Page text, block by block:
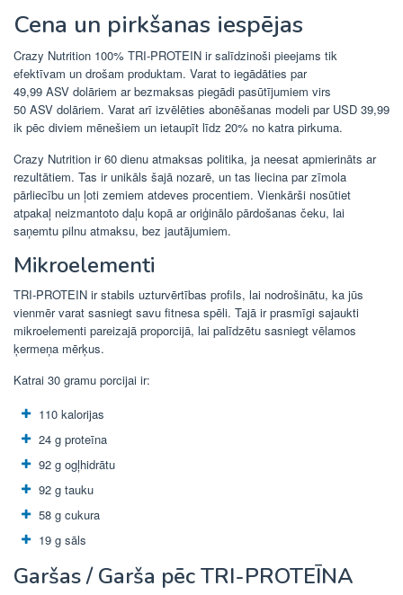
Cena un pirkšanas iespējas
Crazy Nutrition 100% TRI-PROTEIN ir salīdzinoši pieejams tik
efektīvam un drošam produktam. Varat to iegādāties par
49,99 ASV dolāriem ar bezmaksas piegādi pasūtījumiem virs
50 ASV dolāriem. Varat arī izvēlēties abonēšanas modeli par USD 39,99
ik pēc diviem mēnešiem un ietaupīt līdz 20% no katra pirkuma.
Crazy Nutrition ir 60 dienu atmaksas politika, ja neesat apmierināts ar
rezultātiem. Tas ir unikāls šajā nozarē, un tas liecina par zīmola
pārliecību un ļoti zemiem atdeves procentiem. Vienkārši nosūtiet
atpakaļ neizmantoto daļu kopā ar oriģinālo pārdošanas čeku, lai
saņemtu pilnu atmaksu, bez jautājumiem.
Mikroelementi
TRI-PROTEIN ir stabils uzturvērtības profils, lai nodrošinātu, ka jūs
vienmēr varat sasniegt savu fitnesa spēli. Tajā ir prasmīgi sajaukti
mikroelementi pareizajā proporcijā, lai palīdzētu sasniegt vēlamos
ķermeņa mērķus.
Katrai 30 gramu porcijai ir:
110 kalorijas
24 g proteīna
92 g ogļhidrātu
92 g tauku
58 g cukura
19 g sāls
Garšas / Garša pēc TRI-PROTEĪNA